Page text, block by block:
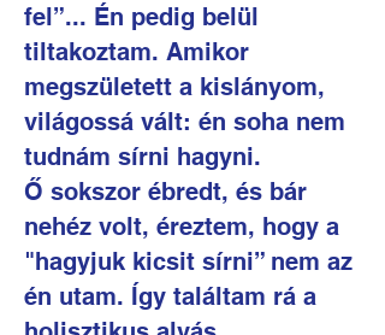
fel”... Én pedig belül
tiltakoztam. Amikor
megszületett a kislányom,
világossá vált: én soha nem
tudnám sírni hagyni.
Ő sokszor ébredt, és bár
nehéz volt, éreztem, hogy a
"hagyjuk kicsit sírni” nem az
én utam. Így találtam rá a